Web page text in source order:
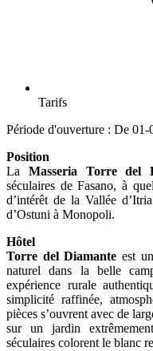
Tarifs
Période d'ouverture : De
Position
La Masseria Torre del
séculaires de Fasano, à
d’intérêt de la Vallée
d’Ostuni à Monopoli.
Hôtel
Torre del Diamante est
naturel dans la belle
expérience rurale
simplicité raffinée,
pièces s’ouvrent avec de
sur un jardin
séculaires colorent le blanc